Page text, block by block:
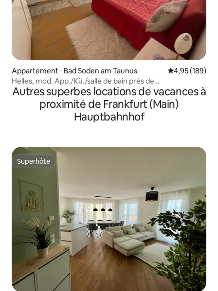
Appartement ⋅ Bad Soden am Taunus Évaluation
4,95 (189)
Helles, mod. App./Kü./salle de bain près de
Francfort/foire
Autres superbes locations de vacances à
proximité de Frankfurt (Main)
Hauptbahnhof
Superhôte
Superhôte